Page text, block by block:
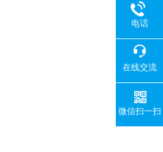
电话
在线交流
微信扫一扫